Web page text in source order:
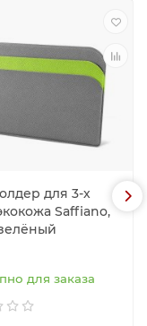
для 3-х
Saffiano,
для заказа